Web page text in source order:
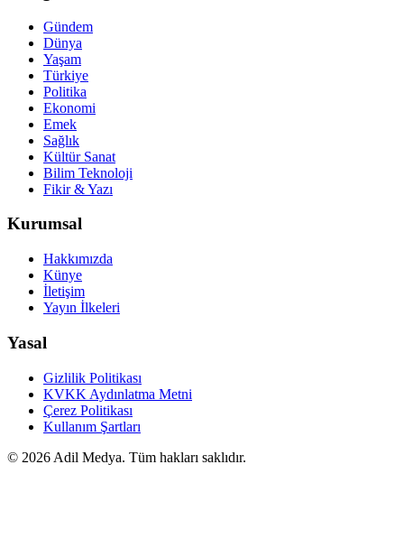
Gündem
Dünya
Yaşam
Türkiye
Politika
Ekonomi
Emek
Sağlık
Kültür Sanat
Bilim Teknoloji
Fikir & Yazı
Kurumsal
Hakkımızda
Künye
İletişim
Yayın İlkeleri
Yasal
Gizlilik Politikası
KVKK Aydınlatma Metni
Çerez Politikası
Kullanım Şartları
© 2026 Adil Medya. Tüm hakları saklıdır.